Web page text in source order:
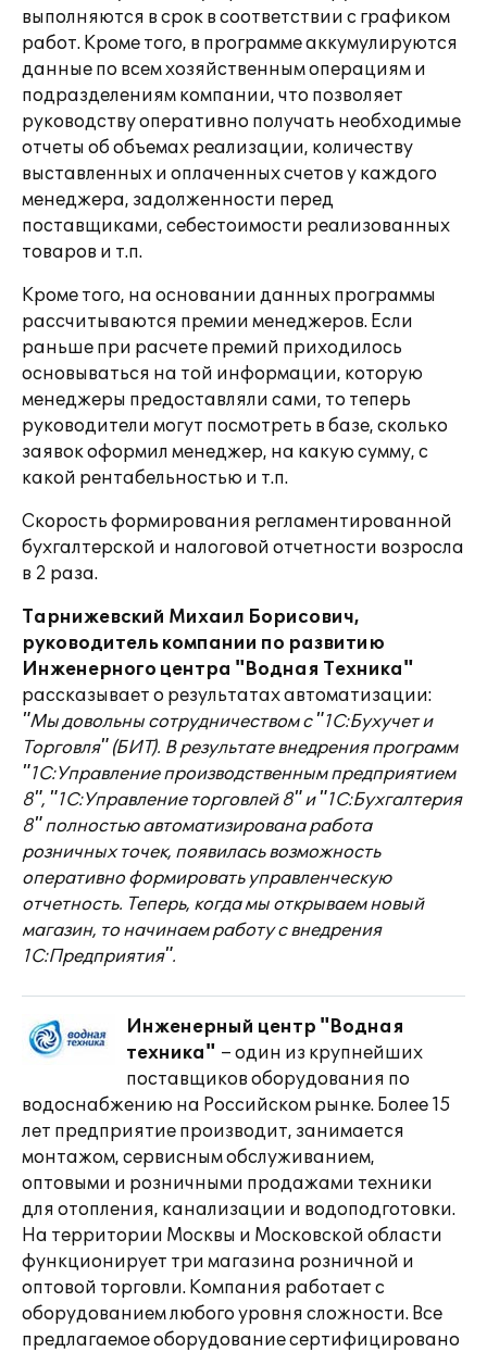
выполняются в срок в соответствии с графиком
работ. Кроме того, в программе аккумулируются
данные по всем хозяйственным операциям и
подразделениям компании, что позволяет
руководству оперативно получать необходимые
отчеты об объемах реализации, количеству
выставленных и оплаченных счетов у каждого
менеджера, задолженности перед
поставщиками, себестоимости реализованных
товаров и т.п.
Кроме того, на основании данных программы
рассчитываются премии менеджеров. Если
раньше при расчете премий приходилось
основываться на той информации, которую
менеджеры предоставляли сами, то теперь
руководители могут посмотреть в базе, сколько
заявок оформил менеджер, на какую сумму, с
какой рентабельностью и т.п.
Скорость формирования регламентированной
бухгалтерской и налоговой отчетности возросла
в 2 раза.
Тарнижевский Михаил Борисович,
руководитель компании по развитию
Инженерного центра "Водная Техника"
рассказывает о результатах автоматизации:
"Мы довольны сотрудничеством с "1С:Бухучет и
Торговля" (БИТ). В результате внедрения программ
"1С:Управление производственным предприятием
8", "1С:Управление торговлей 8" и "1С:Бухгалтерия
8" полностью автоматизирована работа
розничных точек, появилась возможность
оперативно формировать управленческую
отчетность. Теперь, когда мы открываем новый
магазин, то начинаем работу с внедрения
1С:Предприятия".
Инженерный центр "Водная
техника" – один из крупнейших
поставщиков оборудования по
водоснабжению на Российском рынке. Более 15
лет предприятие производит, занимается
монтажом, сервисным обслуживанием,
оптовыми и розничными продажами техники
для отопления, канализации и водоподготовки.
На территории Москвы и Московской области
функционирует три магазина розничной и
оптовой торговли. Компания работает с
оборудованием любого уровня сложности. Все
предлагаемое оборудование сертифицировано